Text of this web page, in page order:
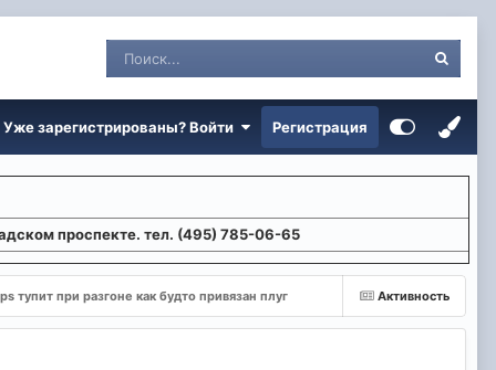
Уже зарегистрированы? Войти Регистрация
проспекте. тел. (495) 785-06-65
Активность
тупит при разгоне как будто привязан плуг